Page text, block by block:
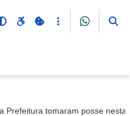
Prefeitura tomaram posse nesta